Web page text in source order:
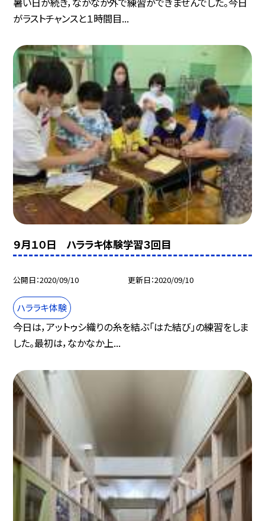
がラストチャンスと１時間目...
９月１０日 ハララキ体験学習３回目
公開日 2020/09/10 更新日 2020/09/10
ハララキ体験
今日は，アットゥシ織りの糸を結ぶ「はた結び」の練習をしま
した。最初は，なかなか上...